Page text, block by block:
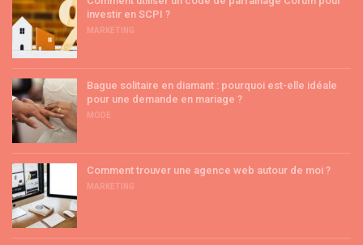
investir en SCPI ?
MARKETING
Bague solitaire en diamant : pourquoi est-elle idéale
pour une demande en mariage ?
MODE
Comment trouver une agence web autour de moi ?
MARKETING